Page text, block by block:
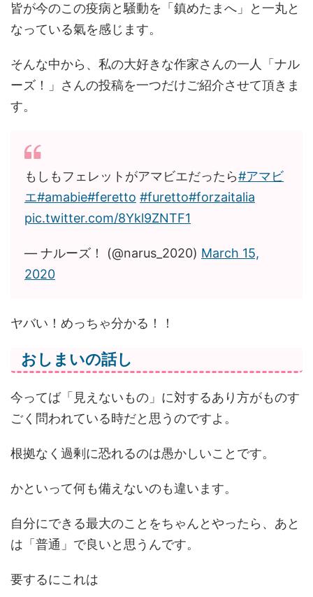
皆が今のこの疫病と騒動を「鎮めたまへ」と一丸と
なっている氣を感じます。
そんな中から、私の大好きな作家さんの一人「ナル
ーズ！」さんの投稿を一つだけご紹介させて頂きま
す。
もしもフェレットがアマビエだったら#アマビ
エ#amabie#feretto #furetto#forzaitalia
pic.twitter.com/8Ykl9ZNTF1
— ナルーズ！ (@narus_2020) March 15,
2020
ヤバい！めっちゃ分かる！！
おしまいの話し
今ってば「見えないもの」に対するあり方がものす
ごく問われている時だと思うのですよ。
根拠なく過剰に恐れるのは愚かしいことです。
かといって何も備えないのも違います。
自分にできる最大のことをちゃんとやったら、あと
は「普通」で良いと思うんです。
要するにこれは